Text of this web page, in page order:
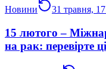
Новини 31 травня,
15 лютого –
на рак: перевірте